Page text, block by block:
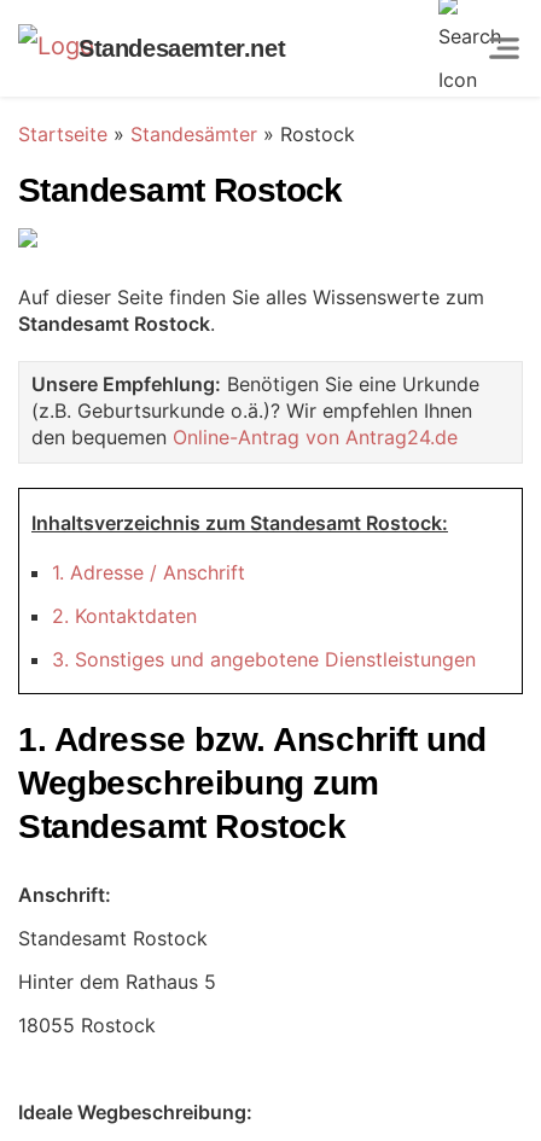
Standesaemter.net
Startseite » Standesämter » Rostock
Standesamt Rostock
Auf dieser Seite finden Sie alles Wissenswerte zum
Standesamt Rostock.
Unsere Empfehlung: Benötigen Sie eine Urkunde
(z.B. Geburtsurkunde o.ä.)? Wir empfehlen Ihnen
den bequemen Online-Antrag von Antrag24.de
Inhaltsverzeichnis zum Standesamt Rostock:
1. Adresse / Anschrift
2. Kontaktdaten
3. Sonstiges und angebotene Dienstleistungen
1. Adresse bzw. Anschrift und
Wegbeschreibung zum
Standesamt Rostock
Anschrift:
Standesamt Rostock
18055 Rostock
Ideale Wegbeschreibung: